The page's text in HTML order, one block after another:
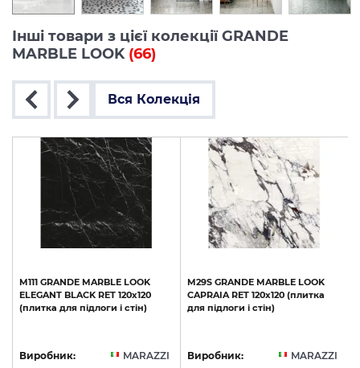
Інші товари з цієї колекції GRANDE
MARBLE LOOK (66)
Вся Колекція
M111 GRANDE MARBLE LOOK
ELEGANT BLACK RET 120х120
(плитка для підлоги і стін)
Виробник:
MARAZZI
M29S GRANDE MARBLE LOOK
CAPRAIA RET 120х120 (плитка
для підлоги і стін)
Виробник:
MARAZZI